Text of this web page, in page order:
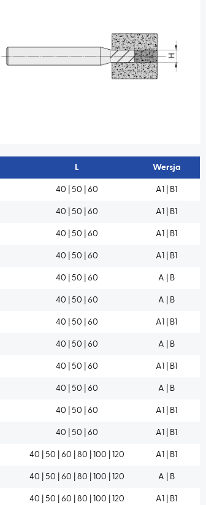
L Wersja
40 | 50 | 60 A1 | B1
40 | 50 | 60 A1 | B1
40 | 50 | 60 A1 | B1
40 | 50 | 60 A1 | B1
40 | 50 | 60 A | B
40 | 50 | 60 A | B
40 | 50 | 60 A1 | B1
40 | 50 | 60 A | B
40 | 50 | 60 A1 | B1
40 | 50 | 60 A | B
40 | 50 | 60 A1 | B1
40 | 50 | 60 A1 | B1
40 | 50 | 60 | 80 | 100 | 120 A1 | B1
40 | 50 | 60 | 80 | 100 | 120 A | B
40 | 50 | 60 | 80 | 100 | 120 A1 | B1